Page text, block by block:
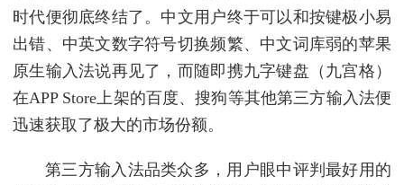
时代便彻底终结了。中文用户终于可以和按键极小易
出错、中英文数字符号切换频繁、中文词库弱的苹果
原生输入法说再见了，而随即携九字键盘（九宫格）
在APP Store上架的百度、搜狗等其他第三方输入法便
迅速获取了极大的市场份额。
第三方输入法品类众多，用户眼中评判最好用的